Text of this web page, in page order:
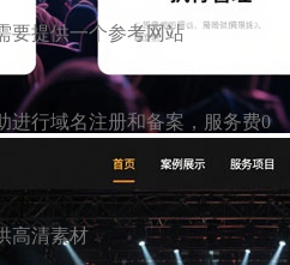
要提供一个参考网站
进行域名注册和备案，服务费0
高清素材